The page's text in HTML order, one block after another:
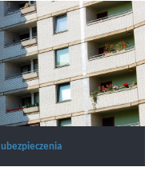
ubezpieczenia